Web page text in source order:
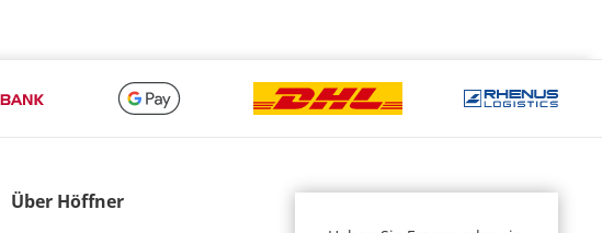
Über Höffner